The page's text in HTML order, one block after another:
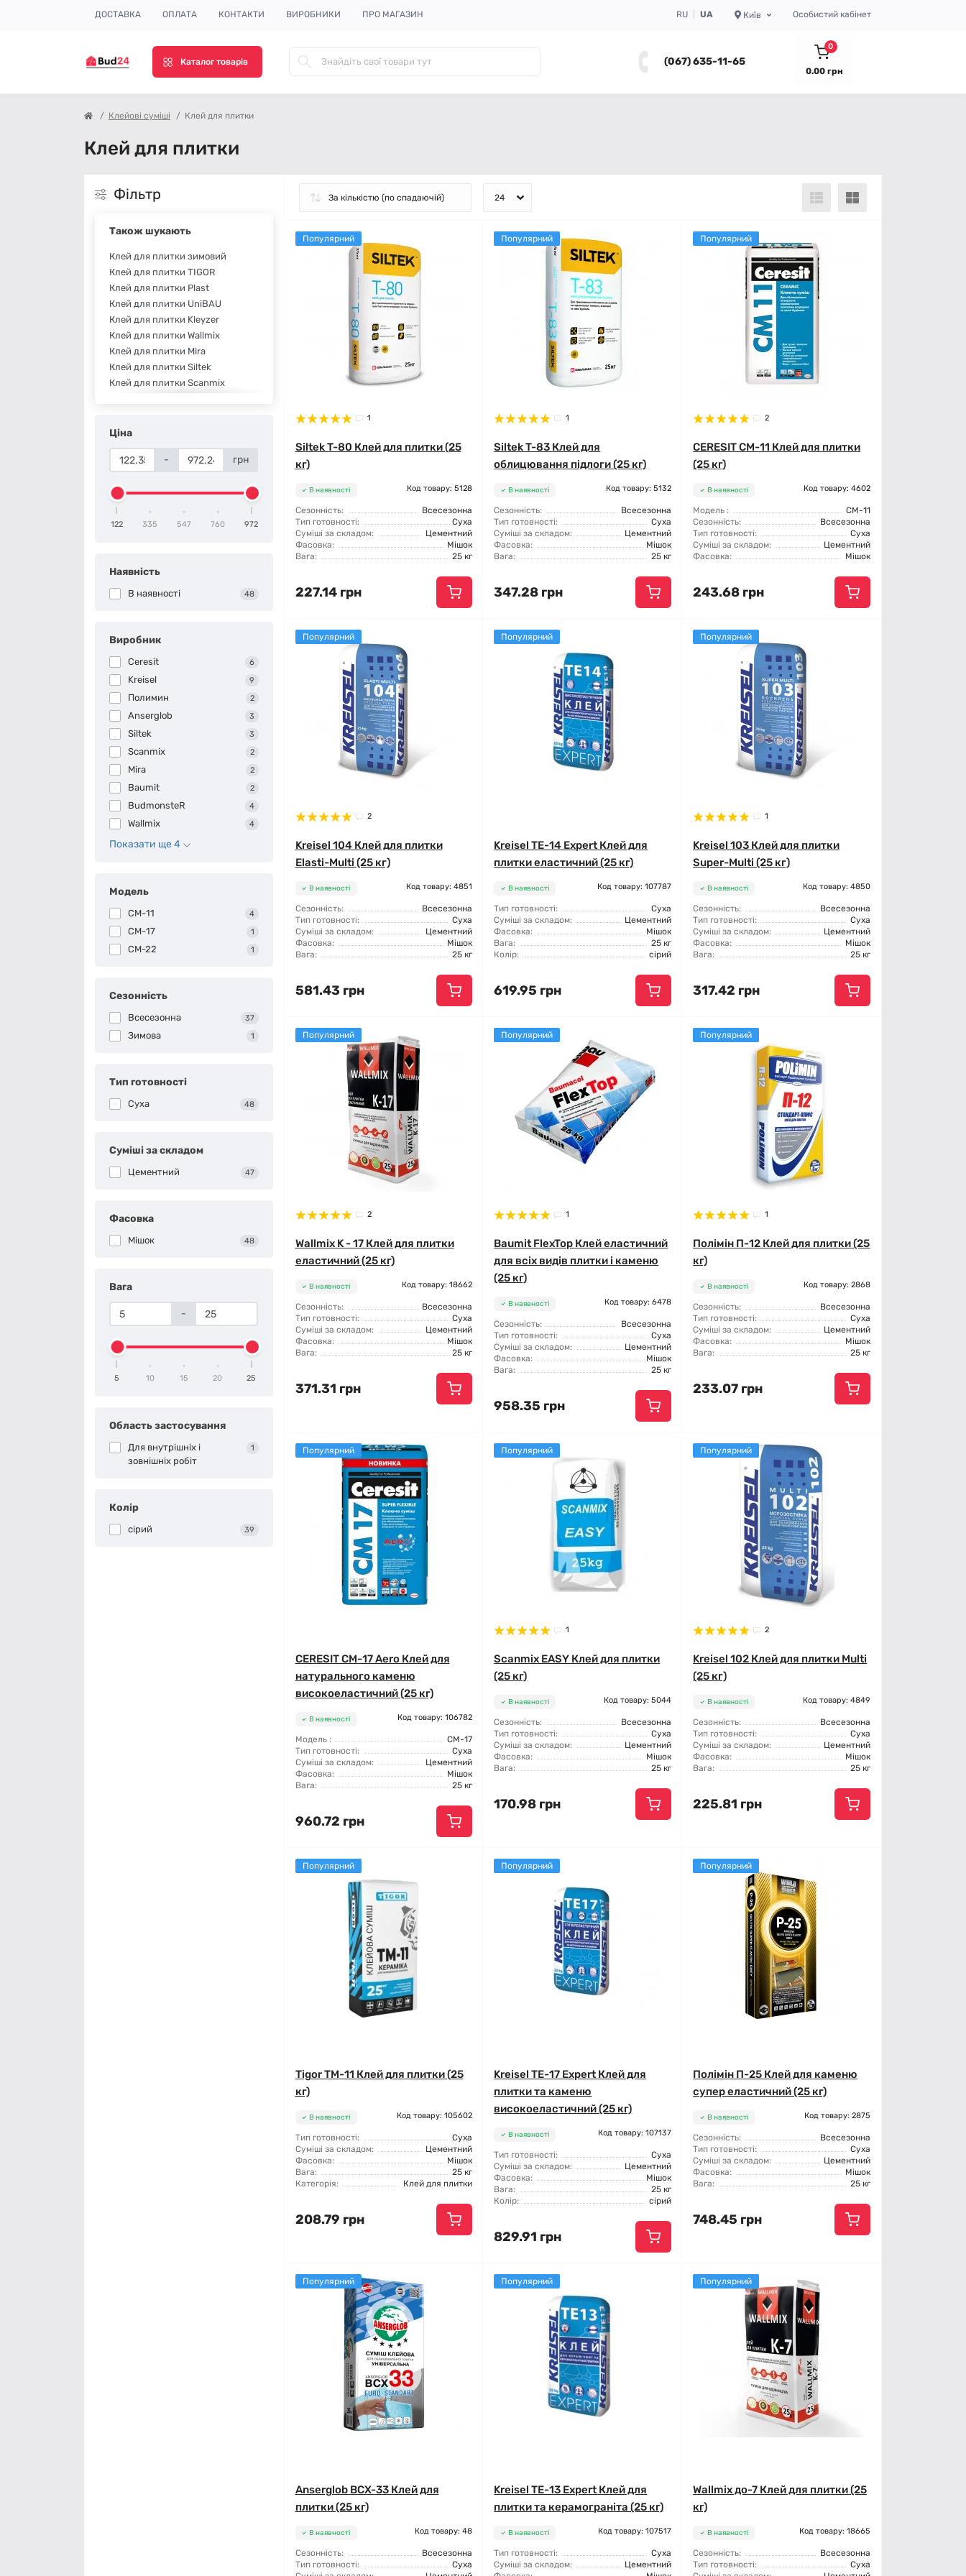
ДОСТАВКА ОПЛАТА КОНТАКТИ ВИРОБНИКИ ПРО МАГАЗИН RU UA Київ Особистий кабінет
Каталог товарів (067) 635-11-65
0
0.00 грн
Клейові суміші Клей для плитки
Клей для плитки
Фільтр
Також шукають
Клей для плитки зимовий
Клей для плитки TIGOR
Клей для плитки Plast
Клей для плитки UniBAU
Клей для плитки Kleyzer
Клей для плитки Wallmix
Клей для плитки Mira
Клей для плитки Siltek
Клей для плитки Scanmix
Клей для плитки Ceresit
Клей для плитки Baumit
Ціна
- грн
122 335 547 760 972
Наявність
В наявності 48
Виробник
Ceresit 6
Kreisel 9
Полимин 2
Anserglob 3
Siltek 3
Scanmix 2
Mira 2
Baumit 2
BudmonsteR 4
Wallmix 4
Показати ще 4
Модель
CM-11 4
CM-17 1
CM-22 1
Сезонність
Всесезонна 37
Зимова 1
Тип готовності
Суха 48
Суміші за складом
Цементний 47
Фасовка
Мішок 48
Вага
-
5 10 15 20 25
Область застосування
Для внутрішніх і
зовнішніх робіт
1
Колір
сірий 39
Популярний
1
Siltek T-80 Клей для плитки (25
кг)
В наявності Код товару: 5128
Сезонність:
Всесезонна
Тип готовності:
Суха
Суміші за складом:
Цементний
Фасовка:
Мішок
Вага:
25 кг
227.14 грн
Популярний
1
Siltek T-83 Клей для
облицювання підлоги (25 кг)
В наявності Код товару: 5132
Сезонність:
Всесезонна
Тип готовності:
Суха
Суміші за складом:
Цементний
Фасовка:
Мішок
Вага:
25 кг
347.28 грн
Популярний
2
CERESIT CM-11 Клей для плитки
(25 кг)
В наявності Код товару: 4602
Модель :
CM-11
Сезонність:
Всесезонна
Тип готовності:
Суха
Суміші за складом:
Цементний
Фасовка:
Мішок
243.68 грн
Популярний
2
Kreisel 104 Клей для плитки
Elasti-Multi (25 кг)
В наявності Код товару: 4851
Сезонність:
Всесезонна
Тип готовності:
Суха
Суміші за складом:
Цементний
Фасовка:
Мішок
Вага:
25 кг
581.43 грн
Популярний
Kreisel TE-14 Expert Клей для
плитки еластичний (25 кг)
В наявності Код товару: 107787
Тип готовності:
Суха
Суміші за складом:
Цементний
Фасовка:
Мішок
Вага:
25 кг
Колір:
сірий
619.95 грн
Популярний
1
Kreisel 103 Клей для плитки
Super-Multi (25 кг)
В наявності Код товару: 4850
Сезонність:
Всесезонна
Тип готовності:
Суха
Суміші за складом:
Цементний
Фасовка:
Мішок
Вага:
25 кг
317.42 грн
Популярний
2
Wallmix K - 17 Клей для плитки
еластичний (25 кг)
В наявності Код товару: 18662
Сезонність:
Всесезонна
Тип готовності:
Суха
Суміші за складом:
Цементний
Фасовка:
Мішок
Вага:
25 кг
371.31 грн
Популярний
1
Baumit FlexTop Клей еластичний
для всіх видів плитки і каменю
(25 кг)
В наявності Код товару: 6478
Сезонність:
Всесезонна
Тип готовності:
Суха
Суміші за складом:
Цементний
Фасовка:
Мішок
Вага:
25 кг
958.35 грн
Популярний
1
Полімін П-12 Клей для плитки (25
кг)
В наявності Код товару: 2868
Сезонність:
Всесезонна
Тип готовності:
Суха
Суміші за складом:
Цементний
Фасовка:
Мішок
Вага:
25 кг
233.07 грн
Популярний
CERESIT CM-17 Aero Клей для
натурального каменю
високоеластичний (25 кг)
В наявності Код товару: 106782
Модель :
CM-17
Тип готовності:
Суха
Суміші за складом:
Цементний
Фасовка:
Мішок
Вага:
25 кг
960.72 грн
Популярний
1
Scanmix EASY Клей для плитки
(25 кг)
В наявності Код товару: 5044
Сезонність:
Всесезонна
Тип готовності:
Суха
Суміші за складом:
Цементний
Фасовка:
Мішок
Вага:
25 кг
170.98 грн
Популярний
2
Kreisel 102 Клей для плитки Multi
(25 кг)
В наявності Код товару: 4849
Сезонність:
Всесезонна
Тип готовності:
Суха
Суміші за складом:
Цементний
Фасовка:
Мішок
Вага:
25 кг
225.81 грн
Популярний
Tigor TM-11 Клей для плитки (25
кг)
В наявності Код товару: 105602
Тип готовності:
Суха
Суміші за складом:
Цементний
Фасовка:
Мішок
Вага:
25 кг
Категорія:
Клей для плитки
208.79 грн
Популярний
Kreisel TE-17 Expert Клей для
плитки та каменю
високоеластичний (25 кг)
В наявності Код товару: 107137
Тип готовності:
Суха
Суміші за складом:
Цементний
Фасовка:
Мішок
Вага:
25 кг
Колір:
сірий
829.91 грн
Популярний
Полімін П-25 Клей для каменю
супер еластичний (25 кг)
В наявності Код товару: 2875
Сезонність:
Всесезонна
Тип готовності:
Суха
Суміші за складом:
Цементний
Фасовка:
Мішок
Вага:
25 кг
748.45 грн
Популярний
Anserglob BCX-33 Клей для
плитки (25 кг)
В наявності Код товару: 48
Сезонність:
Всесезонна
Тип готовності:
Суха
Популярний
Kreisel TE-13 Expert Клей для
плитки та керамограніта (25 кг)
В наявності Код товару: 107517
Тип готовності:
Суха
Суміші за складом:
Цементний
Популярний
Wallmix до-7 Клей для плитки (25
кг)
В наявності Код товару: 18665
Сезонність:
Всесезонна
Тип готовності:
Суха